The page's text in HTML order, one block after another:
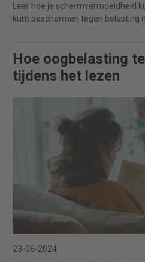
Leer hoe je schermvermoeidheid
kunt beschermen tegen belasting
Hoe oogbelasting
tijdens het lezen
23-06-2024